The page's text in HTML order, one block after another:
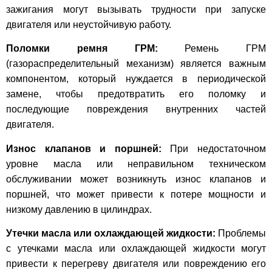
зажигания могут вызывать трудности при запуске
двигателя или неустойчивую работу.
Поломки ремня ГРМ: Ремень ГРМ
(газораспределительный механизм) является важным
компонентом, который нуждается в периодической
замене, чтобы предотвратить его поломку и
последующие повреждения внутренних частей
двигателя.
Износ клапанов и поршней: При недостаточном
уровне масла или неправильном техническом
обслуживании может возникнуть износ клапанов и
поршней, что может привести к потере мощности и
низкому давлению в цилиндрах.
Утечки масла или охлаждающей жидкости: Проблемы
с утечками масла или охлаждающей жидкости могут
привести к перегреву двигателя или повреждению его